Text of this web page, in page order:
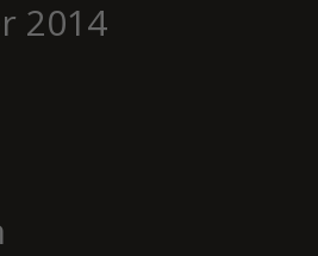
2014